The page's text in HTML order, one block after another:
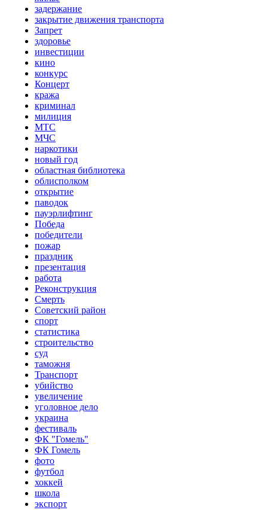
задержание
закрытие движения транспорта
Запрет
здоровье
инвестиции
кино
конкурс
Концерт
кража
криминал
милиция
МТС
МЧС
наркотики
новый год
областная библиотека
облисполком
открытие
паводок
пауэрлифтинг
Победа
победители
пожар
праздник
презентация
работа
Реконструкция
Смерть
Советский район
спорт
статистика
строительство
суд
таможня
Транспорт
убийство
увеличение
уголовное дело
украина
фестиваль
ФК "Гомель"
ФК Гомель
фото
футбол
хоккей
школа
экспорт